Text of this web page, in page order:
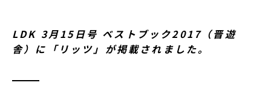
LDK 3月15日号 ベストブック2017（晋遊
舎）に「リッツ」が掲載されました。